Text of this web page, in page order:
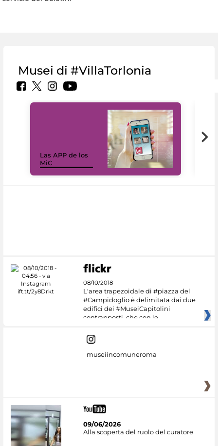
Musei di #VillaTorlonia
Las APP de los
MiC
08/10/2018
L'area trapezoidale di #piazza del
#Campidoglio è delimitata dai due
edifici dei #MuseiCapitolini
contrapposti, che con le
museiincomuneroma
09/06/2026
Alla scoperta del ruolo del curatore